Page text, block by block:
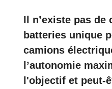
Il n’existe pas
batteries unique
camions
l’autonomie
l'objectif et peut-